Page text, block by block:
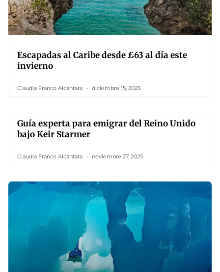
Escapadas al Caribe desde £63 al día este
invierno
Claudia Franco Alcántara diciembre 15, 2025
Guía experta para emigrar del Reino Unido
bajo Keir Starmer
Claudia Franco Alcántara noviembre 27, 2025